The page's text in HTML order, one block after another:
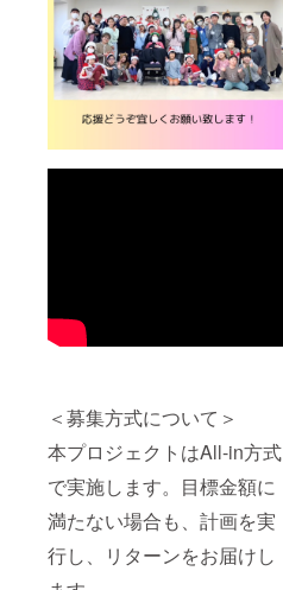
＜募集方式について＞
本プロジェクトはAll-in方式
で実施します。目標金額に
満たない場合も、計画を実
行し、リターンをお届けし